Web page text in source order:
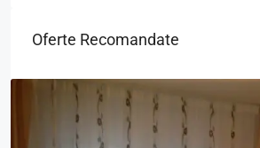
Oferte Recomandate